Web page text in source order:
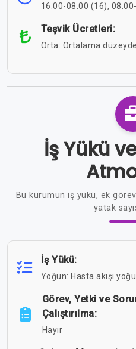
16.00-08.00 (16),
Teşvik Ücretleri:
Orta: Ortalama
İş Yükü
Bu kurumun iş yükü, ek
yatak
İş Yükü:
Yoğun: Hasta akışı
Görev, Yetki ve
Çalıştırılma:
Hayır